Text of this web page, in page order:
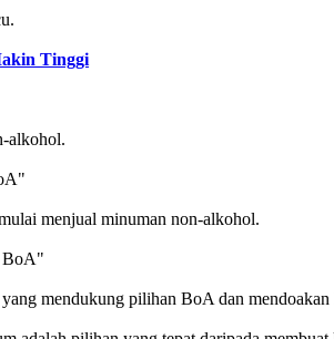
Tinggi
alkohol.
menjual minuman non-alkohol.
BoA"
mendukung pilihan BoA dan mendoakan